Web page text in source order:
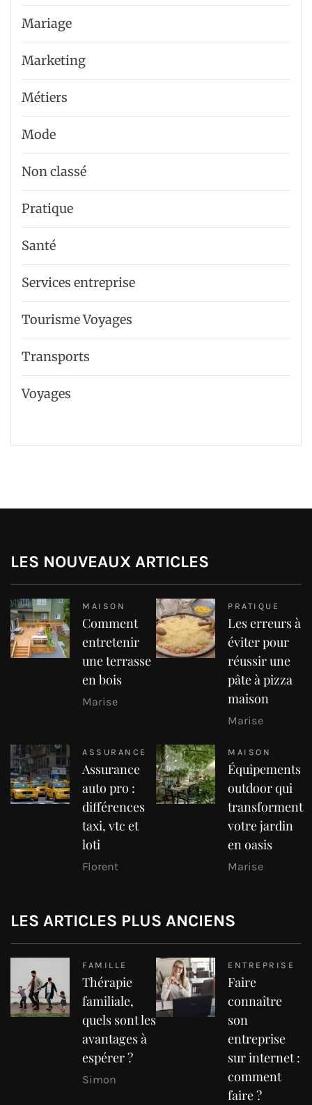
Mariage
Marketing
Métiers
Mode
Non classé
Pratique
Santé
Services entreprise
Tourisme Voyages
Transports
Voyages
LES NOUVEAUX ARTICLES
MAISON
Comment
entretenir
une terrasse
en bois
Marise
PRATIQUE
Les erreurs à
éviter pour
réussir une
pâte à pizza
maison
Marise
ASSURANCE
Assurance
auto pro :
différences
taxi, vtc et
loti
Florent
MAISON
Équipements
outdoor qui
transforment
votre jardin
en oasis
Marise
LES ARTICLES PLUS ANCIENS
FAMILLE
Thérapie
familiale,
quels sont les
avantages à
espérer ?
Simon
ENTREPRISE
Faire
connaître
son
entreprise
sur internet :
comment
faire ?